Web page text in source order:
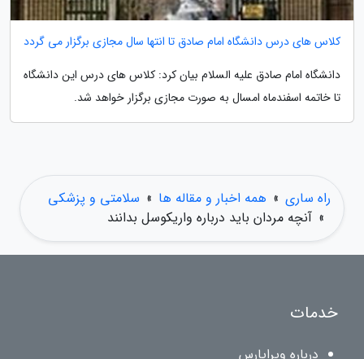
کلاس های درس دانشگاه امام صادق تا انتها سال مجازی برگزار می گردد
دانشگاه امام صادق علیه السلام بیان کرد: کلاس های درس این دانشگاه
تا خاتمه اسفندماه امسال به صورت مجازی برگزار خواهد شد.
راه ساری » همه اخبار و مقاله ها » سلامتی و پزشکی
» آنچه مردان باید درباره واریکوسل بدانند
خدمات
درباره ویراپارس